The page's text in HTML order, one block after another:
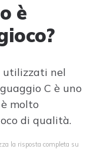
è
utilizzati nel
C è uno
molto
di qualità.
la risposta completa su